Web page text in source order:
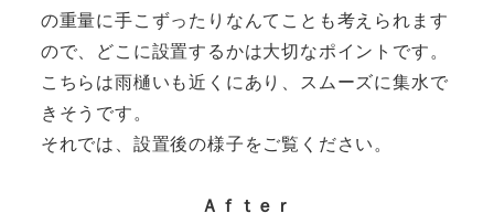
の重量に手こずったりなんてことも考えられます
ので、どこに設置するかは大切なポイントです。
こちらは雨樋いも近くにあり、スムーズに集水で
きそうです。
それでは、設置後の様子をご覧ください。
Ａｆｔｅｒ